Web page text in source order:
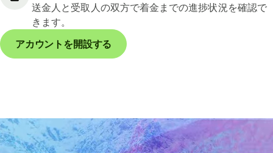
送金人と受取人の双方で着金までの進捗状況を確認で
きます。
アカウントを開設する